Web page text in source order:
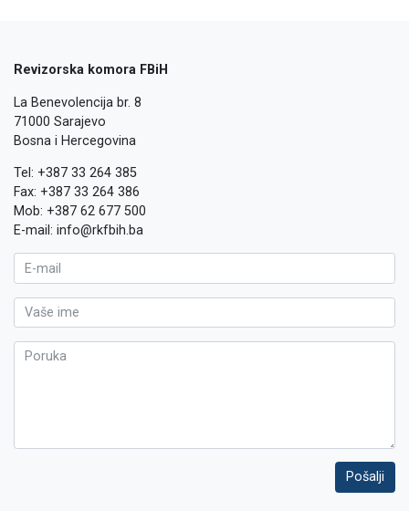
Revizorska komora FBiH
La Benevolencija br. 8
71000 Sarajevo
Bosna i Hercegovina
Tel: +387 33 264 385
Fax: +387 33 264 386
Mob: +387 62 677 500
E-mail: info@rkfbih.ba
Pošalji